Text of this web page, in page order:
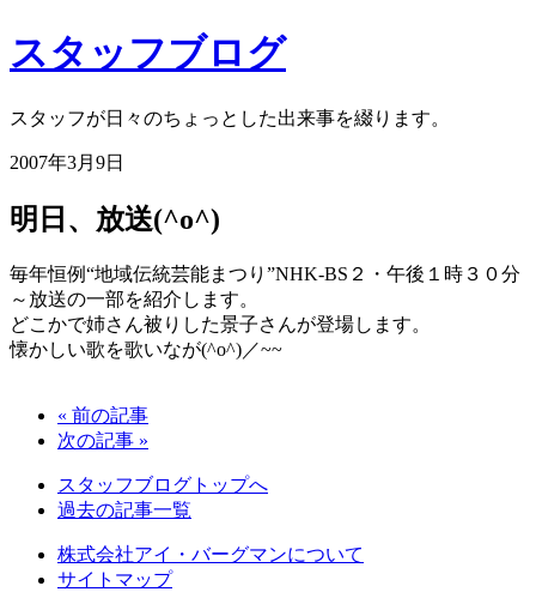
スタッフブログ
スタッフが日々のちょっとした出来事を綴ります。
2007年3月9日
明日、放送(^o^)
毎年恒例“地域伝統芸能まつり”NHK-BS２・午後１時３０分
～放送の一部を紹介します。
どこかで姉さん被りした景子さんが登場します。
懐かしい歌を歌いなが(^o^)／~~
« 前の記事
次の記事 »
スタッフブログトップへ
過去の記事一覧
株式会社アイ・バーグマンについて
サイトマップ